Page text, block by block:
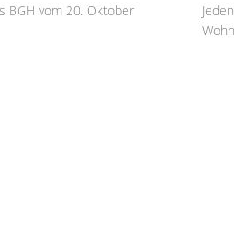
BGH vom 20. Oktober